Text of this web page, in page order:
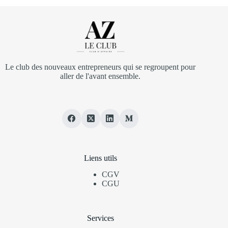
Le club des nouveaux entrepreneurs qui se regroupent pour
aller de l'avant ensemble.
Liens utils
CGV
CGU
Services